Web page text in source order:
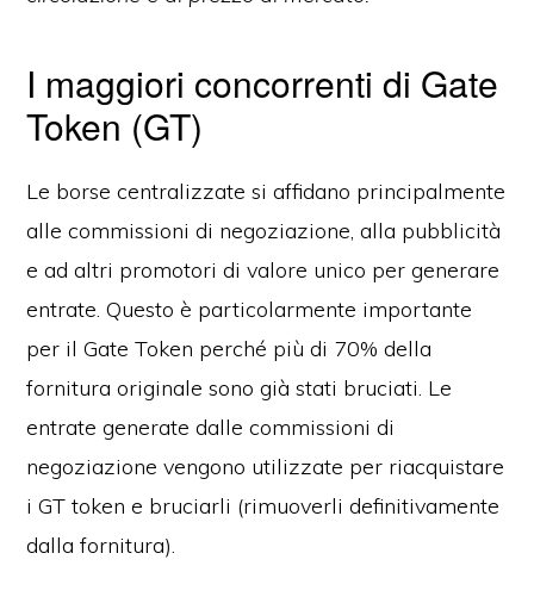
I maggiori concorrenti di Gate
Token (GT)
Le borse centralizzate si affidano principalmente
alle commissioni di negoziazione, alla pubblicità
e ad altri promotori di valore unico per generare
entrate. Questo è particolarmente importante
per il Gate Token perché più di 70% della
fornitura originale sono già stati bruciati. Le
entrate generate dalle commissioni di
negoziazione vengono utilizzate per riacquistare
i GT token e bruciarli (rimuoverli definitivamente
dalla fornitura).